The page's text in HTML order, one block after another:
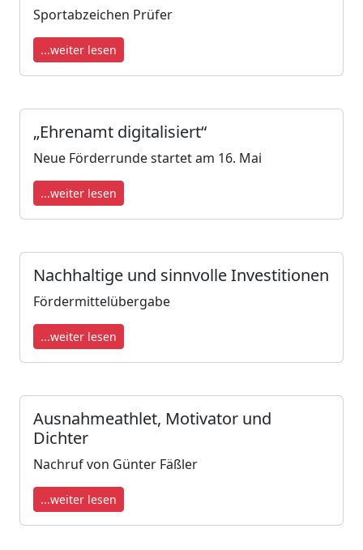
Sportabzeichen Prüfer
...weiter lesen
„Ehrenamt digitalisiert“
Neue Förderrunde startet am 16. Mai
...weiter lesen
Nachhaltige und sinnvolle Investitionen
Fördermittelübergabe
...weiter lesen
Ausnahmeathlet, Motivator und
Dichter
Nachruf von Günter Fäßler
...weiter lesen